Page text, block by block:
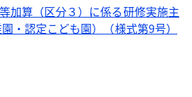
加算（区分３）に係る研修実施主
・認定こども園）（様式第9号）